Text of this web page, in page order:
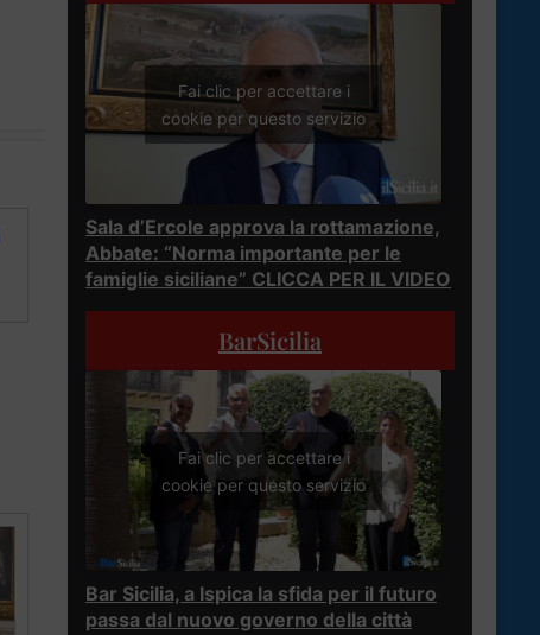
Fai clic per accettare i
cookie per questo servizio
Sala d’Ercole approva la rottamazione,
Abbate: “Norma importante per le
famiglie siciliane” CLICCA PER IL VIDEO
BarSicilia
Fai clic per accettare i
cookie per questo servizio
Bar Sicilia, a Ispica la sfida per il futuro
passa dal nuovo governo della città